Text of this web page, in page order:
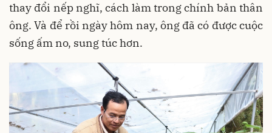
thay đổi nếp nghĩ, cách làm trong chính bản thân
ông. Và để rồi ngày hôm nay, ông đã có được cuộc
sống ấm no, sung túc hơn.